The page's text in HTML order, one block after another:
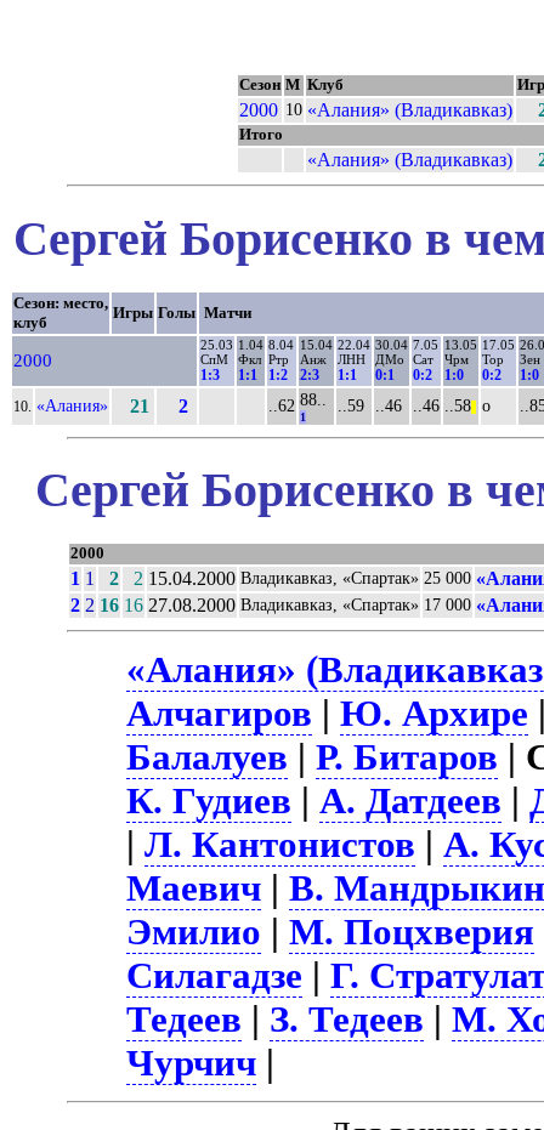
Сезон М Клуб
2000 10 «Алания» (Владикавказ)
Итого
«Алания» (Владикавказ)
Сергей Борисенко в
Сезон: место,
клуб
Игры Голы Матчи
2000
25.03
СпМ
1:3
1.04
Фкл
1:1
8.04
Ртр
1:2
15.04
Анж
2:3
22.04
ЛНН
1:1
30.04
ДМо
0:1
7.05
Сат
0:2
13.05
Чрм
1:0
17.05
Тор
0:2
Зен
1:0
10. «Алания» 21 2 ..62 88..
1
..59 ..46 ..46 ..58 о
Сергей Борисенко в
2000
1 1 2 2 15.04.2000 Владикавказ, «Спартак» 25 000
2 2 16 16 27.08.2000 Владикавказ, «Спартак» 17 000
«Алания»
Алчагиров |Ю. Архире
Балалуев |Р. Битаров |
К. Гудиев |А. Датдеев |
|Л. Кантонистов |А.
Маевич |В.
Эмилио |М. Поцхверия
Силагадзе |Г.
Тедеев | З. Тедеев |М.
Чурчич |